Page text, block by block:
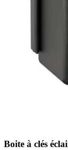
Boite à clés